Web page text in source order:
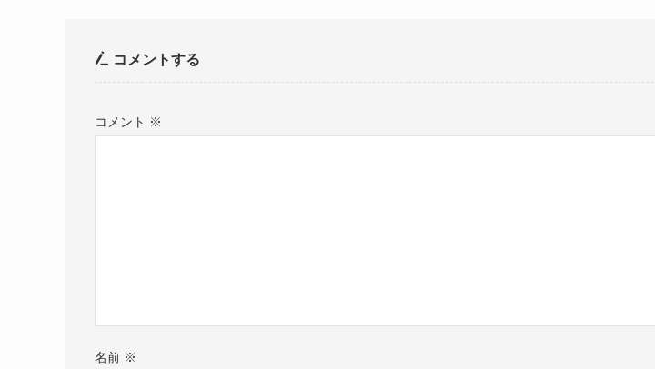
コメントする
コメント ※
名前 ※